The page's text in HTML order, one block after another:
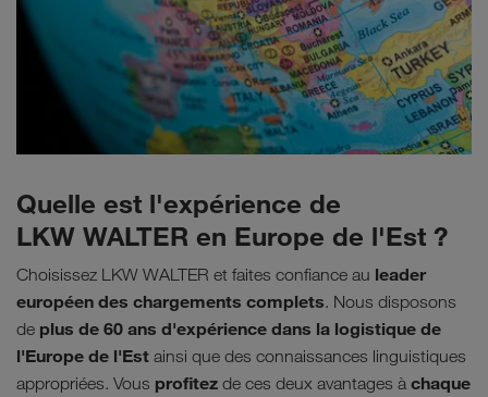
Quelle est l'expérience de
LKW WALTER en Europe de l'Est ?
Choisissez LKW WALTER et faites confiance au leader
européen des chargements complets. Nous disposons
de plus de 60 ans d'expérience dans la logistique de
l'Europe de l'Est ainsi que des connaissances linguistiques
appropriées. Vous profitez de ces deux avantages à chaque